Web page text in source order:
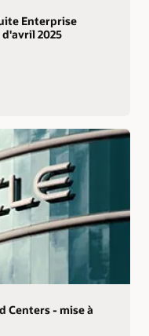
Enterprise
2025
Centers - mise à